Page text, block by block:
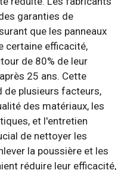
garanties de
que les panneaux
certaine efficacité,
de 80% de leur
25 ans. Cette
de plusieurs facteurs,
des matériaux, les
et l'entretien
de nettoyer les
la poussière et les
réduire leur efficacité,